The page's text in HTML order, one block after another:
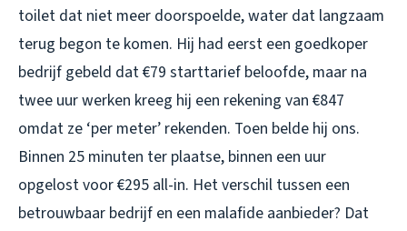
toilet dat niet meer doorspoelde, water dat langzaam
terug begon te komen. Hij had eerst een goedkoper
bedrijf gebeld dat €79 starttarief beloofde, maar na
twee uur werken kreeg hij een rekening van €847
omdat ze ‘per meter’ rekenden. Toen belde hij ons.
Binnen 25 minuten ter plaatse, binnen een uur
opgelost voor €295 all-in. Het verschil tussen een
betrouwbaar bedrijf en een malafide aanbieder? Dat